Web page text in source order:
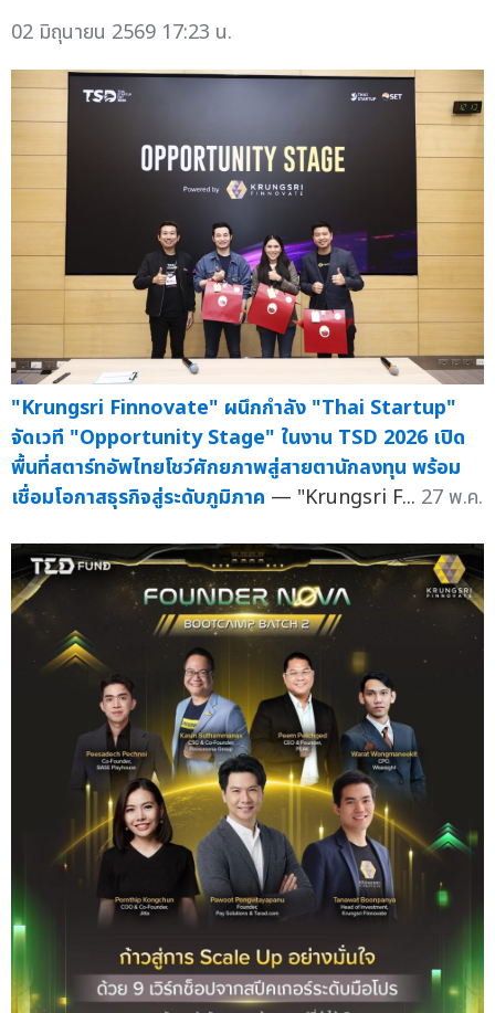
02 มิถุนายน 2569 17:23 น.
"Krungsri Finnovate" ผนึกกำลัง "Thai Startup"
จัดเวที "Opportunity Stage" ในงาน TSD 2026 เปิด
พื้นที่สตาร์ทอัพไทยโชว์ศักยภาพสู่สายตานักลงทุน พร้อม
เชื่อมโอกาสธุรกิจสู่ระดับภูมิภาค — "Krungsri F... 27 พ.ค.